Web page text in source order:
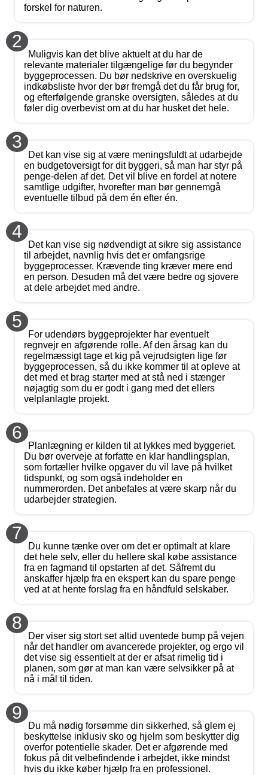
forskel for naturen.
2
Muligvis kan det blive aktuelt at du har de
relevante materialer tilgængelige før du begynder
byggeprocessen. Du bør nedskrive en overskuelig
indkøbsliste hvor der bør fremgå det du får brug for,
og efterfølgende granske oversigten, således at du
føler dig overbevist om at du har husket det hele.
3
Det kan vise sig at være meningsfuldt at udarbejde
en budgetoversigt for dit byggeri, så man har styr på
penge-delen af det. Det vil blive en fordel at notere
samtlige udgifter, hvorefter man bør gennemgå
eventuelle tilbud på dem én efter én.
4
Det kan vise sig nødvendigt at sikre sig assistance
til arbejdet, navnlig hvis det er omfangsrige
byggeprocesser. Krævende ting kræver mere end
en person. Desuden må det være bedre og sjovere
at dele arbejdet med andre.
5
For udendørs byggeprojekter har eventuelt
regnvejr en afgørende rolle. Af den årsag kan du
regelmæssigt tage et kig på vejrudsigten lige før
byggeprocessen, så du ikke kommer til at opleve at
det med et brag starter med at stå ned i stænger
nøjagtig som du er godt i gang med det ellers
velplanlagte projekt.
6
Planlægning er kilden til at lykkes med byggeriet.
Du bør overveje at forfatte en klar handlingsplan,
som fortæller hvilke opgaver du vil lave på hvilket
tidspunkt, og som også indeholder en
nummerorden. Det anbefales at være skarp når du
udarbejder strategien.
7
Du kunne tænke over om det er optimalt at klare
det hele selv, eller du hellere skal købe assistance
fra en fagmand til opstarten af det. Såfremt du
anskaffer hjælp fra en ekspert kan du spare penge
ved at at hente forslag fra en håndfuld selskaber.
8
Der viser sig stort set altid uventede bump på vejen
når det handler om avancerede projekter, og ergo vil
det vise sig essentielt at der er afsat rimelig tid i
planen, som gør at man kan være selvsikker på at
nå i mål til tiden.
9
Du må nødig forsømme din sikkerhed, så glem ej
beskyttelse inklusiv sko og hjelm som beskytter dig
overfor potentielle skader. Det er afgørende med
fokus på dit velbefindende i arbejdet, ikke mindst
hvis du ikke køber hjælp fra en professionel.